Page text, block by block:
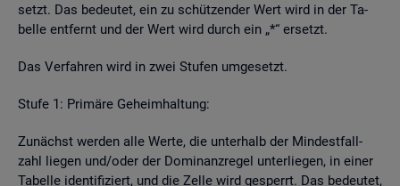
setzt. Das be­deu­tet, ein zu schüt­zen­der Wert wird in der Ta­
bel­le ent­fernt und der Wert wird durch ein „*“ er­setzt.
Das Ver­fah­ren wird in zwei Stu­fen um­ge­setzt.
Stufe 1: Pri­mä­re Ge­heim­hal­tung:
Zu­nächst wer­den alle Werte, die un­ter­halb der Min­dest­fall­
zahl lie­gen und/oder der Do­mi­nanz­re­gel un­ter­lie­gen, in einer
Ta­bel­le iden­ti­fi­ziert, und die Zelle wird ge­sperrt. Das be­deu­tet,